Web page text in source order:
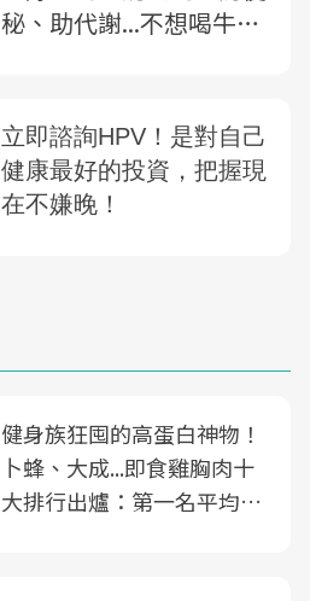
秘、助代謝...不想喝牛
健身族狂囤的高蛋白神物！
卜蜂、大成...即食雞胸肉十
大排行出爐：第一名平均一